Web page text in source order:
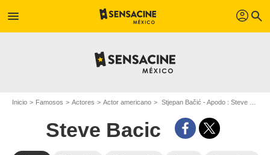
menu profil search
Inicio Famosos Actores Actor americano Stjepan Bačić - Apodo : Steve Bacic
Steve Bacic